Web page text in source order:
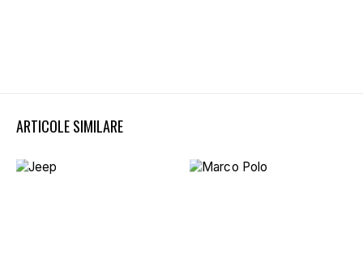
ARTICOLE SIMILARE